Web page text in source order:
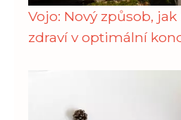
Vojo: Nový způsob,
zdraví v optimální